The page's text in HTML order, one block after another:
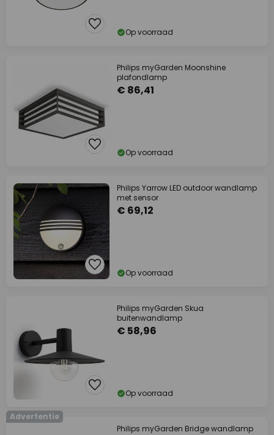
Op voorraad
Philips myGarden Moonshine
plafondlamp
€ 86,41
Op voorraad
Philips Yarrow LED outdoor wandlamp
met sensor
€ 69,12
Op voorraad
Philips myGarden Skua
buitenwandlamp
€ 58,96
Op voorraad
Advertentie
Philips myGarden Bridge wandlamp